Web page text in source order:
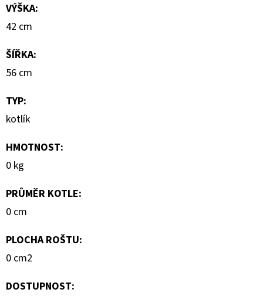
VÝŠKA:
42 cm
ŠÍŘKA:
56 cm
TYP:
kotlík
HMOTNOST:
0 kg
PRŮMĚR KOTLE:
0 cm
PLOCHA ROŠTU:
0 cm2
DOSTUPNOST: